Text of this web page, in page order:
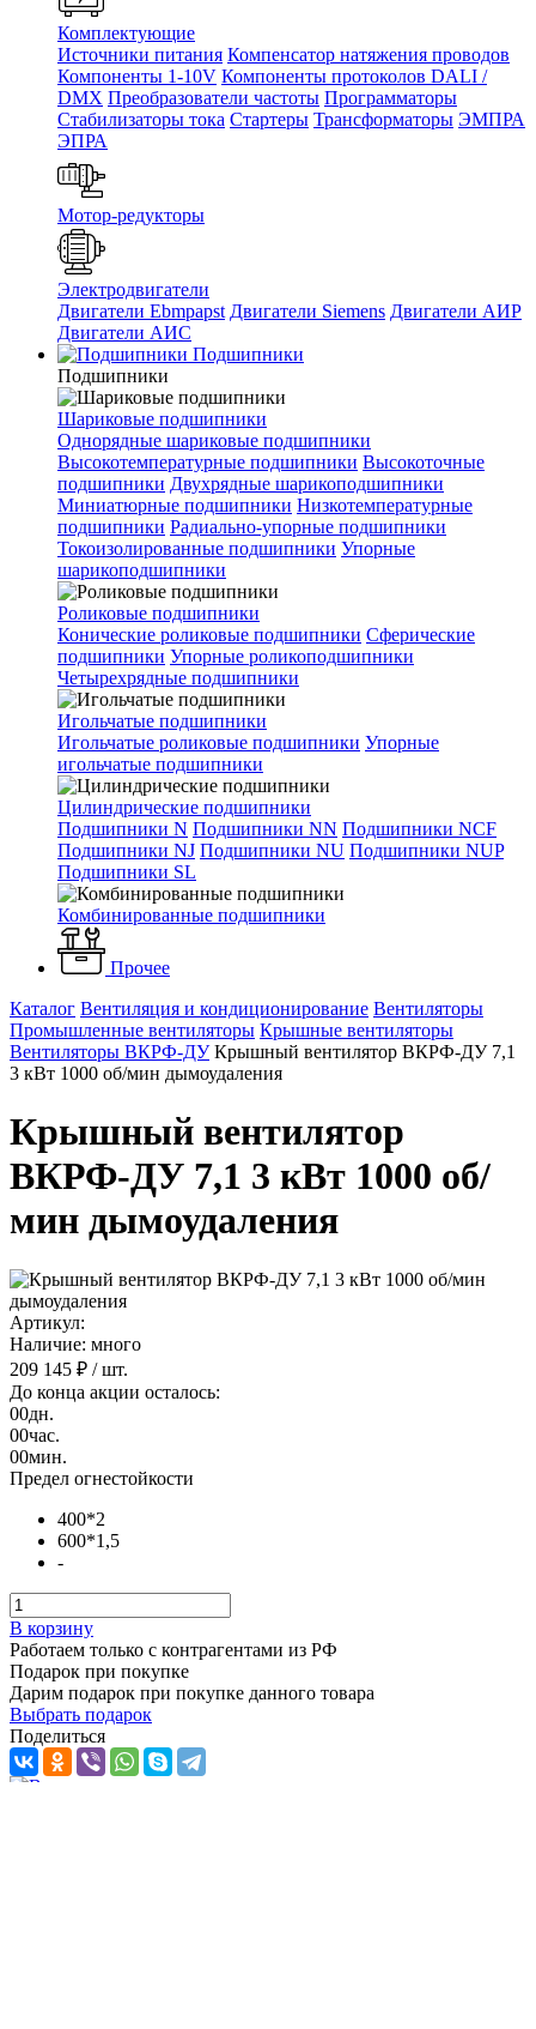
Комплектующие
Источники питания Компенсатор натяжения проводов
Компоненты 1-10V Компоненты протоколов DALI /
DMX Преобразователи частоты Программаторы
Стабилизаторы тока Стартеры Трансформаторы ЭМПРА
ЭПРА
Мотор-редукторы
Электродвигатели
Двигатели Ebmpapst Двигатели Siemens Двигатели АИР
Двигатели АИС
Подшипники
Подшипники
Шариковые подшипники
Однорядные шариковые подшипники
Высокотемпературные подшипники Высокоточные
подшипники Двухрядные шарикоподшипники
Миниатюрные подшипники Низкотемпературные
подшипники Радиально-упорные подшипники
Токоизолированные подшипники Упорные
шарикоподшипники
Роликовые подшипники
Конические роликовые подшипники Сферические
подшипники Упорные роликоподшипники
Четырехрядные подшипники
Игольчатые подшипники
Игольчатые роликовые подшипники Упорные
игольчатые подшипники
Цилиндрические подшипники
Подшипники N Подшипники NN Подшипники NCF
Подшипники NJ Подшипники NU Подшипники NUP
Подшипники SL
Комбинированные подшипники
Прочее
Каталог Вентиляция и кондиционирование Вентиляторы
Промышленные вентиляторы Крышные вентиляторы
Вентиляторы ВКРФ-ДУ Крышный вентилятор ВКРФ-ДУ 7,1
3 кВт 1000 об/мин дымоудаления
Крышный вентилятор
ВКРФ-ДУ 7,1 3 кВт 1000 об/
мин дымоудаления
Артикул:
Наличие: много
209 145 ₽ / шт.
До конца акции осталось:
00дн.
00час.
00мин.
Предел огнестойкости
400*2
600*1,5
-
В корзину
Работаем только с контрагентами из РФ
Подарок при покупке
Дарим подарок при покупке данного товара
Выбрать подарок
Поделиться